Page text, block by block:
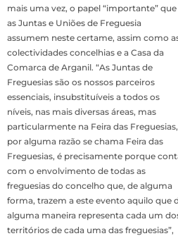
mais uma vez, o papel “importante” que
as Juntas e Uniões de Freguesia
assumem neste certame, assim como
colectividades concelhias e a Casa da
Comarca de Arganil. “As Juntas de
Freguesias são os nossos parceiros
essenciais, insubstituíveis a todos os
níveis, nas mais diversas áreas, mas
particularmente na Feira das Freguesias,
por alguma razão se chama Feira das
Freguesias, é precisamente porque
com o envolvimento de todas as
freguesias do concelho que, de alguma
forma, trazem a este evento aquilo que
alguma maneira representa cada um
territórios de cada uma das freguesias”,